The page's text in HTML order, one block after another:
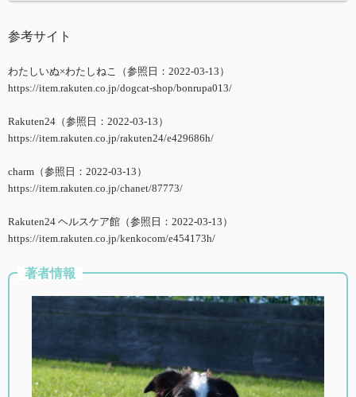
参考サイト
わたしいぬ×わたしねこ（参照日：2022-03-13）
https://item.rakuten.co.jp/dogcat-shop/bonrupa013/
Rakuten24（参照日：2022-03-13）
https://item.rakuten.co.jp/rakuten24/e429686h/
charm（参照日：2022-03-13）
https://item.rakuten.co.jp/chanet/87773/
Rakuten24 ヘルスケア館（参照日：2022-03-13）
https://item.rakuten.co.jp/kenkocom/e454173h/
著者情報